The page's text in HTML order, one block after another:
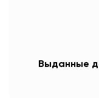
Выданные